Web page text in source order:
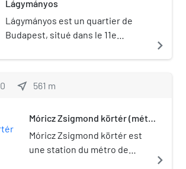
occidental (Buda). Il est parcouru
par les lignes 47, 47B, 48 et 49 du
réseau de tramways.
Lágymányos
Lágymányos est un quartier de
Budapest, situé dans le 11e
navigate_next
0 near_me 561 m
Móricz Zsigmond körtér (métro
Móricz Zsigmond körtér est
une station du métro de
navigate_next